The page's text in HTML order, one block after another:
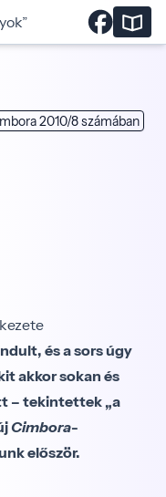
2010/8 számában
és a sors úgy
akkor sokan és
– tekintettek „a
Cimbora-
először.